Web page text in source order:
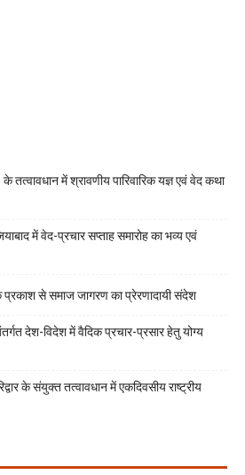
तत्वावधान में श्रावणीय पारिवारिक यज्ञ एवं वेद कथा
में वेद-प्रचार सप्ताह समारोह का भव्य एवं
से समाज जागरण का प्रेरणादायी संदेश
देश-विदेश में वैदिक प्रचार-प्रसार हेतु योग्य
के संयुक्त तत्वावधान में एकदिवसीय राष्ट्रीय